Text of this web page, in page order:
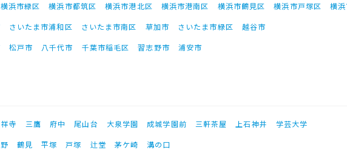
横浜市緑区 横浜市都筑区 横浜市港北区 横浜市港南区 横浜市鶴見区 横浜市戸塚区
横
さいたま市浦和区 さいたま市南区 草加市 さいたま市緑区
越谷市
松戸市 八千代市 千葉市稲毛区 習志野市 浦安市
寺 三鷹 府中 尾山台 大泉学園 成城学園前 三軒茶屋 上石神井
学芸大学
鶴見 平塚 戸塚 辻堂 茅ケ崎
溝の口